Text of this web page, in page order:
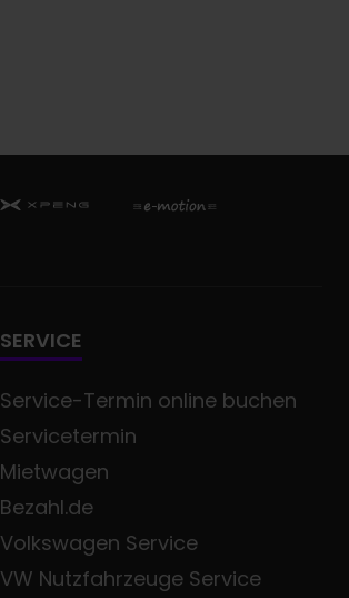
SERVICE
Service-Termin online buchen
Servicetermin
Mietwagen
Bezahl.de
Volkswagen Service
VW Nutzfahrzeuge Service